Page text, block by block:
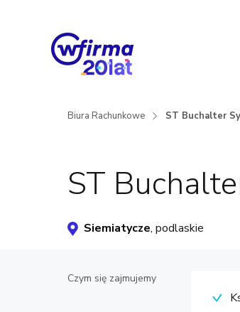
Biura Rachunkowe ST Buchalter
ST
Siemiatycze, podlaskie
Czym się zajmujemy